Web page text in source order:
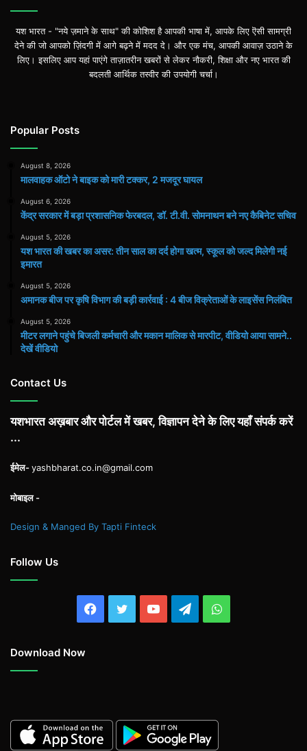
यश भारत - "नये ज़माने के साथ" की कोशिश है आपकी भाषा में, आपके लिए ऎसी सामग्री
देने की जो आपको ज़िंदगी में आगे बढ़ने में मदद दे। और एक मंच, आपकी आवाज़ उठाने के
लिए। इसलिए आप यहां पाएंगे ताज़ातरीन खबरों से लेकर नौकरी, शिक्षा और नए भारत की
बदलती आर्थिक तस्वीर की उपयोगी चर्चा।
Popular Posts
August 8, 2026
मालवाहक ऑटो ने बाइक को मारी टक्कर, 2 मजदूर घायल
August 6, 2026
केंद्र सरकार में बड़ा प्रशासनिक फेरबदल, डॉ. टी.वी. सोमनाथन बने नए कैबिनेट सचिव
August 5, 2026
यश भारत की खबर का असर: तीन साल का दर्द होगा खत्म, स्कूल को जल्द मिलेगी नई
इमारत
August 5, 2026
अमानक बीज पर कृषि विभाग की बड़ी कार्रवाई : 4 बीज विक्रेताओं के लाइसेंस निलंबित
August 5, 2026
मीटर लगाने पहुंचे बिजली कर्मचारी और मकान मालिक से मारपीट, वीडियो आया सामने..
देखें वीडियो
Contact Us
यशभारत अख़बार और पोर्टल में खबर, विज्ञापन देने के लिए यहाँ संपर्क करें
...
ईमेल-yashbharat.co.in@gmail.com
मोबाइल -
Design & Manged By Tapti Finteck
Follow Us
Facebook
TwitterYouTubeTelegramWhatsApp
Download Now